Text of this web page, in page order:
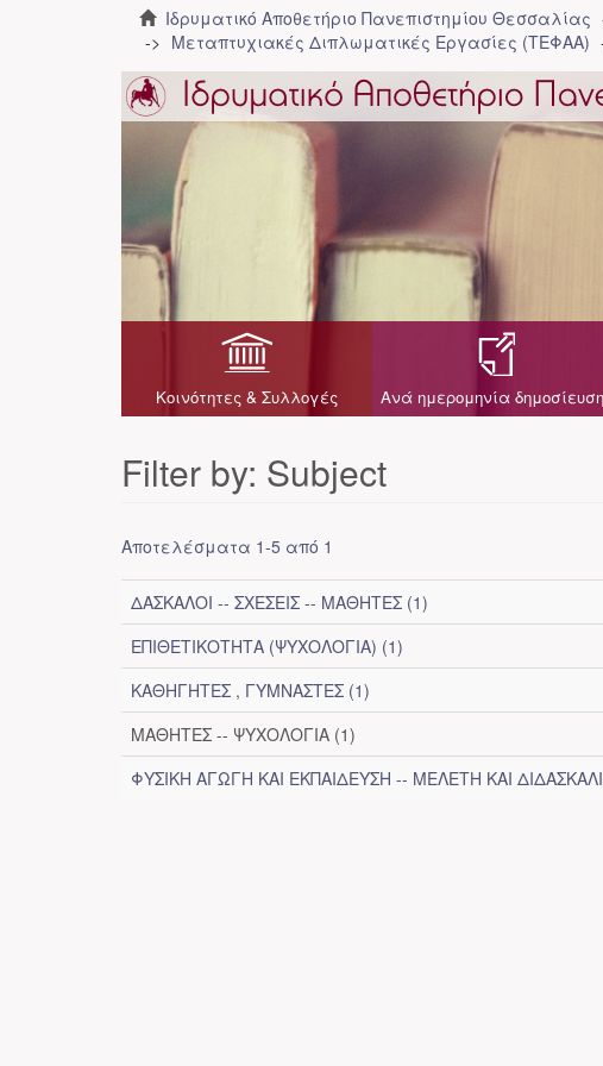
Ιδρυματικό Αποθετήριο Πανεπιστημίου Θεσσαλίας
Μεταπτυχιακές Διπλωματικές Εργασίες (ΤΕΦΑΑ)
Κοινότητες & Συλλογές Ανά ημερομηνία
Filter by: Subject
Αποτελέσματα 1-5 από 1
ΔΑΣΚΑΛΟΙ -- ΣΧΕΣΕΙΣ -- ΜΑΘΗΤΕΣ (1)
ΕΠΙΘΕΤΙΚΟΤΗΤΑ (ΨΥΧΟΛΟΓΙΑ) (1)
ΚΑΘΗΓΗΤΕΣ , ΓΥΜΝΑΣΤΕΣ (1)
ΜΑΘΗΤΕΣ -- ΨΥΧΟΛΟΓΙΑ (1)
ΦΥΣΙΚΗ ΑΓΩΓΗ ΚΑΙ ΕΚΠΑΙΔΕΥΣΗ -- ΜΕΛΕΤΗ ΚΑΙ